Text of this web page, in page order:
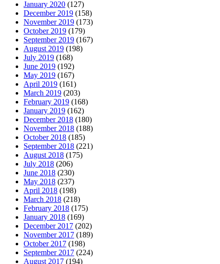
January 2020 (127)
December 2019 (158)
November 2019 (173)
October 2019 (179)
September 2019 (167)
August 2019 (198)
July 2019 (168)
June 2019 (192)
May 2019 (167)
April 2019 (161)
March 2019 (203)
February 2019 (168)
January 2019 (162)
December 2018 (180)
November 2018 (188)
October 2018 (185)
September 2018 (221)
August 2018 (175)
July 2018 (206)
June 2018 (230)
May 2018 (237)
April 2018 (198)
March 2018 (218)
February 2018 (175)
January 2018 (169)
December 2017 (202)
November 2017 (189)
October 2017 (198)
September 2017 (224)
August 2017 (194)